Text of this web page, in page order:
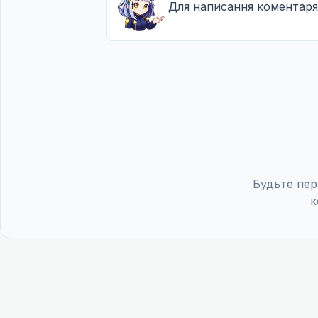
Повернення на Корсику
Для написання коментаря
Будьте